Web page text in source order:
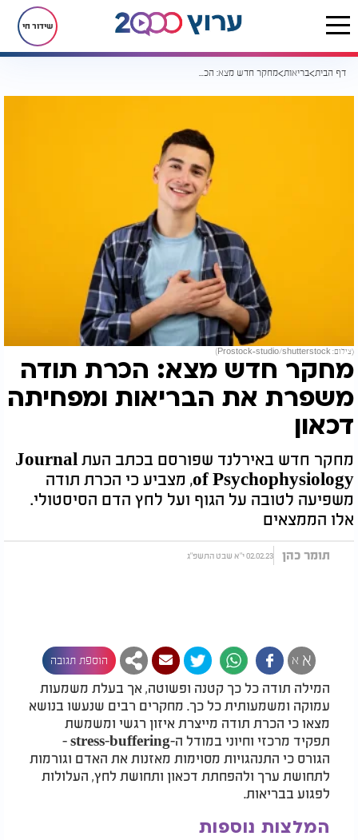
שידור חי
דף הבית בריאות מחקר חדש מצא: הכרת תודה משפרת את הבריאות ומפחיתה דכאון
(צילום: Prostock-studio/shutterstock)
מחקר חדש מצא: הכרת תודה
משפרת את הבריאות ומפחיתה
דכאון
מחקר חדש באירלנד שפורסם בכתב העת Journal
of Psychophysiology, מצביע כי הכרת תודה
משפיעה לטובה על הגוף ועל לחץ הדם הסיסטולי.
אלו הממצאים
תומר כהן 02.02.23 י"א שבט התשפ"ג
א א הוספת תגובה
המילה תודה כל כך קטנה ופשוטה, אך בעלת משמעות
עמוקה ומשמעותית כל כך. מחקרים רבים שנעשו בנושא
מצאו כי הכרת תודה מייצרת איזון רגשי ומשמשת
תפקיד מרכזי וחיוני במודל ה-stress-buffering -
הגורס כי התנהגויות מסוימות מאזנות את האדם וגורמות
לתחושת ערך ולהפחתת דכאון ותחושת לחץ, העלולות
לפגוע בבריאות.
המלצות נוספות